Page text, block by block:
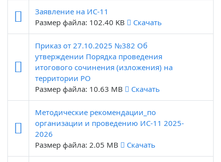
Заявление на ИС-11
Размер файла: 102.40 KB
Скачать
Приказ от 27.10.2025 №382 Об
утверждении Порядка проведения
итогового сочинения (изложения) на
территории РО
Размер файла: 10.63 MB
Скачать
Методические рекомендации_по
организации и проведению ИС-11 2025-
2026
Размер файла: 2.05 MB
Скачать